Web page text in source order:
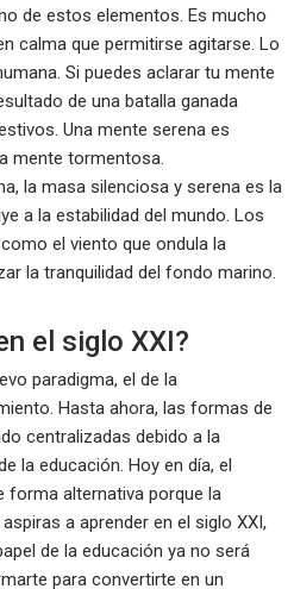
de estos elementos. Es mucho
calma que permitirse agitarse. Lo
Si puedes aclarar tu mente
de una batalla ganada
Una mente serena es
mente tormentosa.
la masa silenciosa y serena es la
a la estabilidad del mundo. Los
el viento que ondula la
la tranquilidad del fondo marino.
el siglo XXI?
paradigma, el de la
Hasta ahora, las formas de
centralizadas debido a la
la educación. Hoy en día, el
forma alternativa porque la
a aprender en el siglo XXI,
de la educación ya no será
para convertirte en un